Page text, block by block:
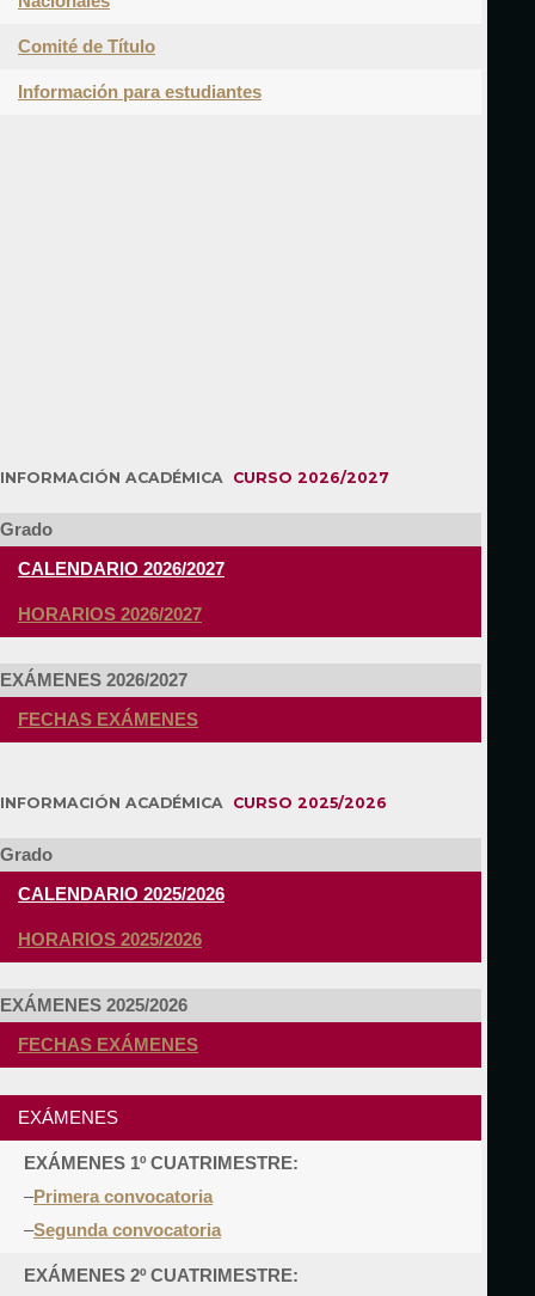
Comité de Título
Información para estudiantes
INFORMACIÓN ACADÉMICA CURSO 2026/2027
Grado
CALENDARIO 2026/2027
HORARIOS 2026/2027
EXÁMENES 2026/2027
FECHAS EXÁMENES
INFORMACIÓN ACADÉMICA CURSO 2025/2026
Grado
CALENDARIO 2025/2026
HORARIOS 2025/2026
EXÁMENES 2025/2026
FECHAS EXÁMENES
EXÁMENES
EXÁMENES 1º CUATRIMESTRE:
–Primera convocatoria
–Segunda convocatoria
EXÁMENES 2º CUATRIMESTRE: